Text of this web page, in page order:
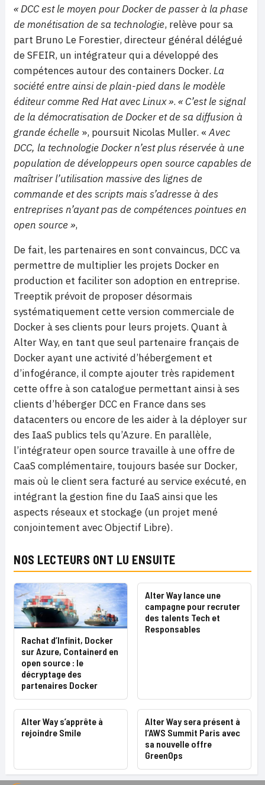
« DCC est le moyen pour Docker de passer à la phase
de monétisation de sa technologie, relève pour sa
part Bruno Le Forestier, directeur général délégué
de SFEIR, un intégrateur qui a développé des
compétences autour des containers Docker. La
société entre ainsi de plain-pied dans le modèle
éditeur comme Red Hat avec Linux ». « C’est le signal
de la démocratisation de Docker et de sa diffusion à
grande échelle », poursuit Nicolas Muller. «Avec
DCC, la technologie Docker n’est plus réservée à une
population de développeurs open source capables de
maîtriser l’utilisation massive des lignes de
commande et des scripts mais s’adresse à des
entreprises n’ayant pas de compétences pointues en
open source »,
De fait, les partenaires en sont convaincus, DCC va
permettre de multiplier les projets Docker en
production et faciliter son adoption en entreprise.
Treeptik prévoit de proposer désormais
systématiquement cette version commerciale de
Docker à ses clients pour leurs projets. Quant à
Alter Way, en tant que seul partenaire français de
Docker ayant une activité d’hébergement et
d’infogérance, il compte ajouter très rapidement
cette offre à son catalogue permettant ainsi à ses
clients d’héberger DCC en France dans ses
datacenters ou encore de les aider à la déployer sur
des IaaS publics tels qu’Azure. En parallèle,
l’intégrateur open source travaille à une offre de
CaaS complémentaire, toujours basée sur Docker,
mais où le client sera facturé au service exécuté, en
intégrant la gestion fine du IaaS ainsi que les
aspects réseaux et stockage (un projet mené
conjointement avec Objectif Libre).
NOS LECTEURS ONT LU ENSUITE
Rachat d’Infinit, Docker
sur Azure, Containerd en
open source : le
décryptage des
partenaires Docker
Alter Way lance une
campagne pour recruter
des talents Tech et
Responsables
Alter Way s’apprête à
rejoindre Smile
Alter Way sera présent à
l’AWS Summit Paris avec
sa nouvelle offre
GreenOps